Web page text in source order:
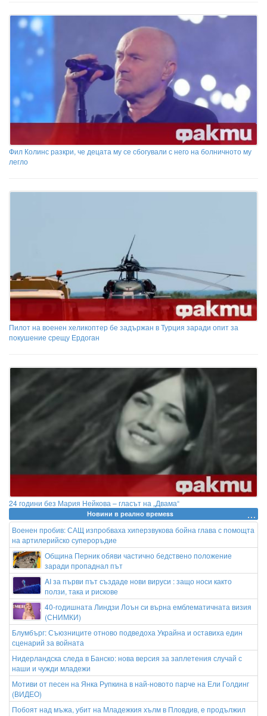
Фил Колинс разкри, че децата му се сбогували с него на болничното му
легло
Пилот на военен хеликоптер бе задържан в Турция заради опит за
покушение срещу Ердоган
24 години без Мария Нейкова – гласът на „Двама“
Новини в реално времеss
Военен пробив: САЩ изпробваха хиперзвукова бойна глава с помощта
на артилерийско супероръдие
Община Перник обяви частично бедствено положение
заради пропаднал път
AI за първи път създадe нови вируси : защо носи както
ползи, така и рискове
40-годишната Линдзи Лоън си върна емблематичната визия
(СНИМКИ)
Блумбърг: Съюзниците отново подведоха Украйна и оставиха един
сценарий за войната
Нидерландска следа в Банско: нова версия за заплетения случай с
наши и чужди младежи
Мотиви от песен на Янка Рупкина в най-новото парче на Ели Голдинг
(ВИДЕО)
Побоят над мъжа, убит на Младежкия хълм в Пловдив, е продължил